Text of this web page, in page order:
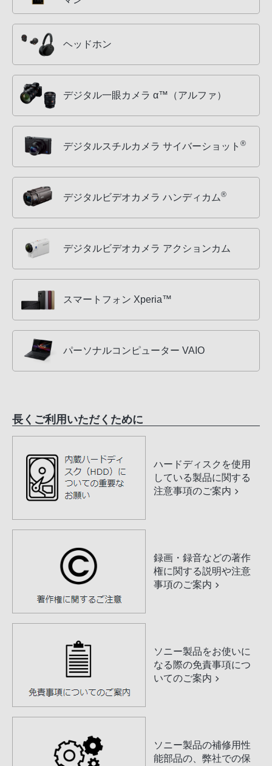
ヘッドホン
デジタル一眼カメラ α™（アルファ）
デジタルスチルカメラ サイバーショット ®
デジタルビデオカメラ ハンディカム®
デジタルビデオカメラ アクションカム
スマートフォン Xperia™
パーソナルコンピューター VAIO
長くご利用いただくために
ハードディスクを使用
している製品に関する
注意事項のご案内
録画・録音などの著作
権に関する説明や注意
事項のご案内
ソニー製品をお使いに
なる際の免責事項につ
いてのご案内
ソニー製品の補修用性
能部品の、弊社での保